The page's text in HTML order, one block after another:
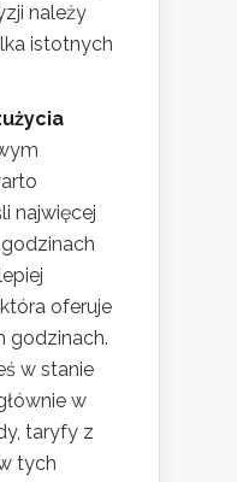
należy
istotnych
najwięcej
oferuje
godzinach.
w stanie
w
taryfy z
tych